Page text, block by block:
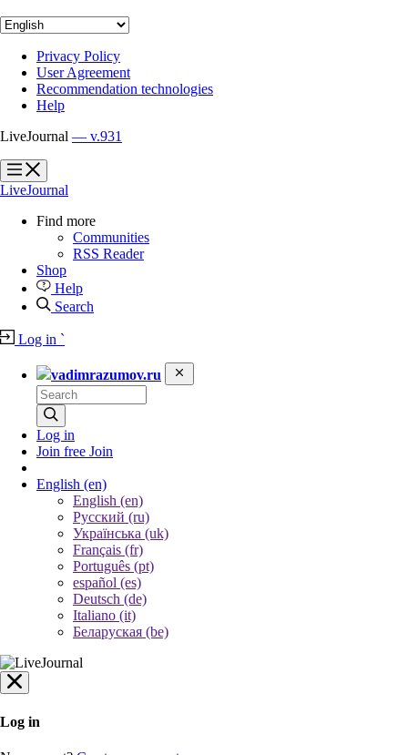
Privacy Policy
User Agreement
Recommendation technologies
Help
LiveJournal — v.931
?
?
LiveJournal
Find more
Communities
RSS Reader
Shop
Help
Search
Log in `
vadimrazumov.ru
Log in
Join free Join
English (en)
English (en)
Русский (ru)
Українська (uk)
Français (fr)
Português (pt)
español (es)
Deutsch (de)
Italiano (it)
Беларуская (be)
Log in